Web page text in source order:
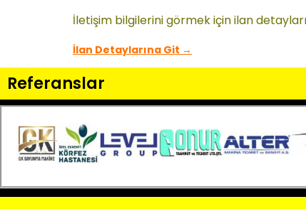
İletişim bilgilerini görmek için ilan
İlan Detaylarına Git →
Referanslar